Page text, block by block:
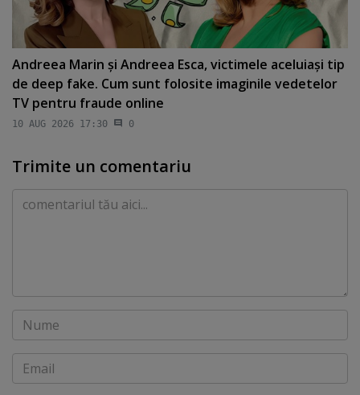
Andreea Marin şi Andreea Esca, victimele aceluiaşi tip
de deep fake. Cum sunt folosite imaginile vedetelor
TV pentru fraude online
10 AUG 2026 17:30 0
Trimite un comentariu
Comentariu
Nume
Email